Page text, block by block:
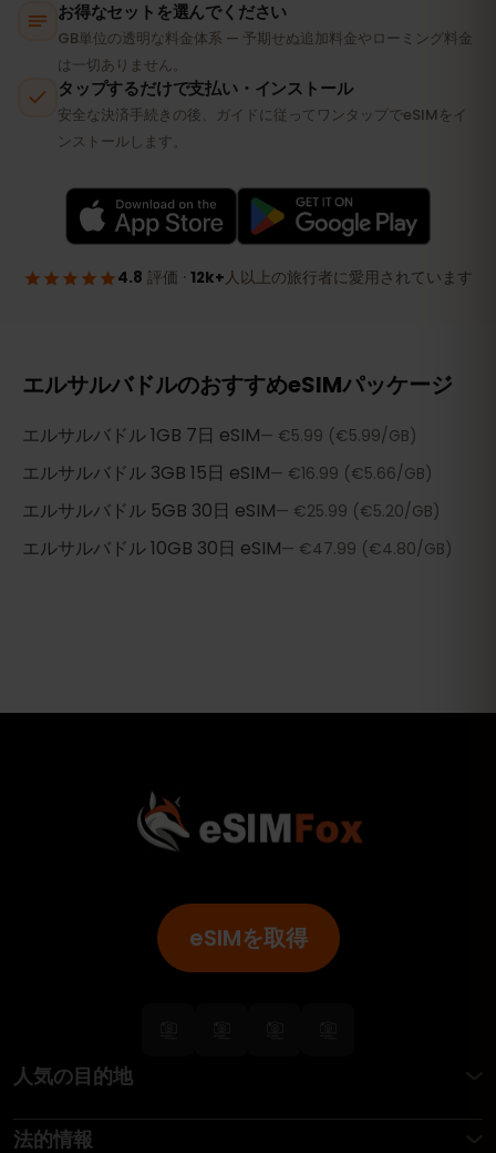
エルサルバドルのおすすめeSIMパッケージ
エルサルバドル1GB 7日 eSIM— €5.99 (€5.99/GB)
エルサルバドル 3GB 15日 eSIM— €16.99 (€5.66/GB)
エルサルバドル 5GB 30日 eSIM— €25.99 (€5.20/GB)
エルサルバドル10GB 30日 eSIM— €47.99 (€4.80/GB)
eSIMを取得
人気の目的地
法的情報